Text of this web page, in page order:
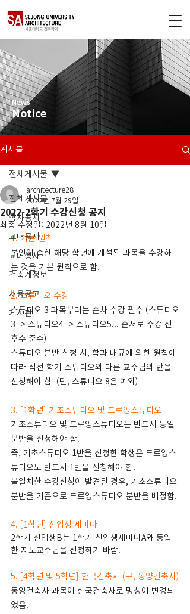
News
Notice
게시물
전체게시물
학사공지
교내공지
교내행사
건축계정보
채용공고
게시판
전체게시물
2022-2학기 수강신청 공지
architecture28
2022년 7월 29일
최종 수정일: 2022년 8월 10일
1. 기본 원칙
본인이 속한 해당 학년에 개설된 과목을 수강하
는 것을 기본 원칙으로 함.
2. 스튜디오 수강
스튜디오 3 과목부터는 순차 수강 필수 (스튜디오
3 -> 스튜디오4 -> 스튜디오5... 순서로 수강 선
후수 준수)
스튜디오 분반 신청 시, 학과 내규에 의한 원칙에
따라 직전 학기 스튜디오와 다른 교수님의 반을
신청해야 함  (단, 스튜디오 8은 예외)
3. [1학년] 기초스튜디오 및 드로잉스튜디오
기초스튜디오 및 드로잉스튜디오는 반드시 동일
분반을 신청해야 함.
즉, 기초스튜디오 1반을 신청한 학생은 드로잉스
튜디오도 반드시 1반을 신청해야 함.
불일치한 수강신청이 발견된 경우, 기초스튜디오
분반을 기준으로 드로잉스튜디오 분반을 배정함.
4. [1학년] 신입생 세미나
2학기 신입생B는 1학기 신입생세미나A와 동일
한 지도교수님을 신청하기 바람.
5. [4학년 및 5학년] 한국건축사 (구, 동양건축사)
동양건축사 과목이 한국건축사로 명칭이 변경되
었음.